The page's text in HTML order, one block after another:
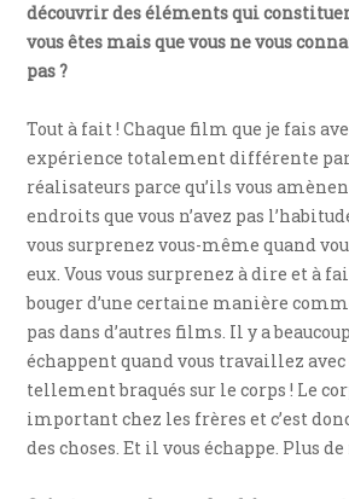
découvrir des éléments qui
vous êtes mais que vous ne vous
pas ?
Tout à fait ! Chaque film que je fais
expérience totalement différente par
réalisateurs parce qu’ils vous
endroits que vous n’avez pas
vous surprenez vous-même quand
eux. Vous vous surprenez à dire et à
bouger d’une certaine manière
pas dans d’autres films. Il y a
échappent quand vous travaillez
tellement braqués sur le corps ! Le
important chez les frères et c’est
des choses. Et il vous échappe. Plus